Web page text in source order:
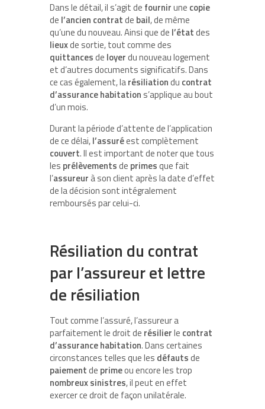
Dans le détail, il s’agit de fournirune copie
de l’ancien contratde bail, de même
qu’une du nouveau. Ainsi que de l’étatdes
lieuxde sortie, tout comme des
quittancesde loyerdu nouveau logement
et d’autres documents significatifs. Dans
ce cas également, larésiliationdu contrat
d’assurancehabitation s’applique au bout
d’un mois.
Durant la période d’attente de l’application
de ce délai,l’assuréest complètement
couvert. Il est important de noter que tous
les prélèvementsde primesque fait
l’assureur à son client après la date d’effet
de la décision sont intégralement
remboursés par celui-ci.
Résiliation du contrat
par l’assureur et lettre
de résiliation
Tout comme l’assuré, l’assureur a
parfaitement le droit de résilierle contrat
d’assurancehabitation. Dans certaines
circonstances telles que les défautsde
paiementde primeou encore les trop
nombreux sinistres, il peut en effet
exercer ce droit de façon unilatérale.